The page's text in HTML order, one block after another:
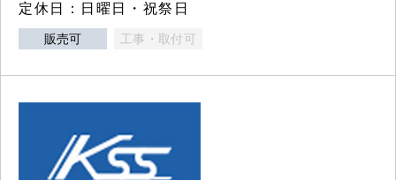
定休日：日曜日・祝祭日
販売可 工事・取付可